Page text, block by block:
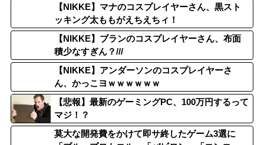
【NIKKE】マナのコスプレイヤーさん、黒スト
ッキング太ももがえちえちィ！
【NIKKE】ブランのコスプレイヤーさん、布面
積少なすぎん？///
【NIKKE】アンダーソンのコスプレイヤーさ
ん、かっこヨｗｗｗｗｗｗ
【悲報】最新のゲーミングPC、100万円するって
マジ！？
莫大な開発費をかけて即サ終したゲーム3選に